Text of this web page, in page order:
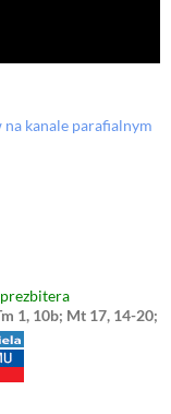
kanale parafialnym
1, 10b; Mt 17, 14-20;